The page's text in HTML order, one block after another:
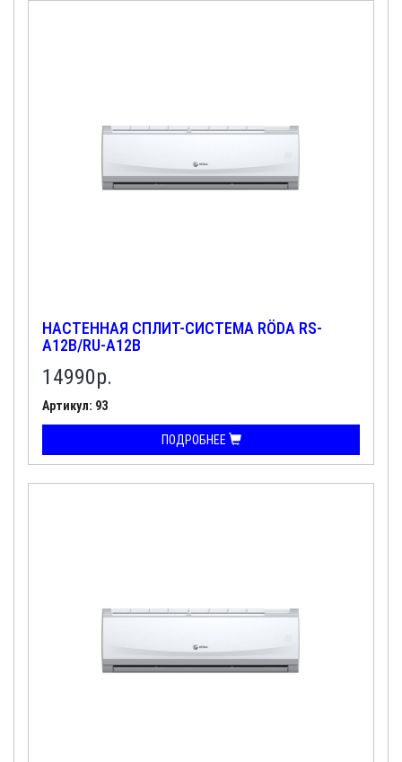
НАСТЕННАЯ СПЛИТ-СИСТЕМА RÖDA RS-
A12B/RU-A12B
14990р.
Артикул: 93
ПОДРОБНЕЕ